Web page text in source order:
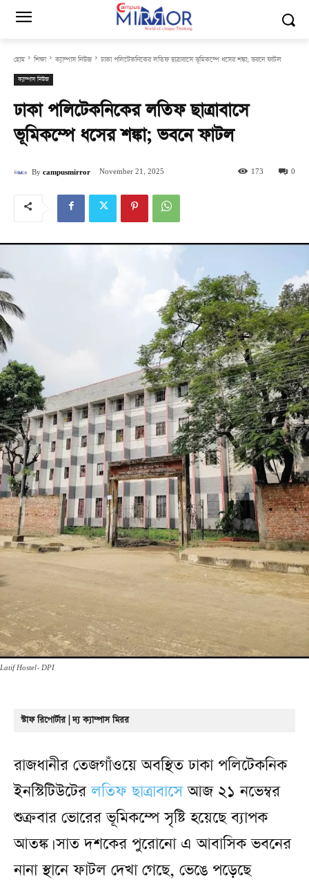
হোম শিক্ষা ক্যাম্পাস নিউজ ঢাকা পলিটেকনিকের লতিফ ছাত্রাবাসে ভূমিকম্পে ধসের শঙ্কা; ভবনে ফাটল
ক্যাম্পাস নিউজ
ঢাকা পলিটেকনিকের লতিফ ছাত্রাবাসে
ভূমিকম্পে ধসের শঙ্কা; ভবনে ফাটল
By campusmirror November 21, 2025 0
173
Latif Hostel- DPI
স্টাফ রিপোর্টার | দ্য ক্যাম্পাস মিরর
রাজধানীর তেজগাঁওয়ে অবস্থিত ঢাকা পলিটেকনিক
ইনস্টিটিউটেরলতিফ ছাত্রাবাসেআজ ২১ নভেম্বর
শুক্রবার ভোরের ভূমিকম্পে সৃষ্টি হয়েছে ব্যাপক
আতঙ্ক। সাত দশকের পুরোনো এ আবাসিক ভবনের
নানা স্থানে ফাটল দেখা গেছে, ভেঙে পড়েছে